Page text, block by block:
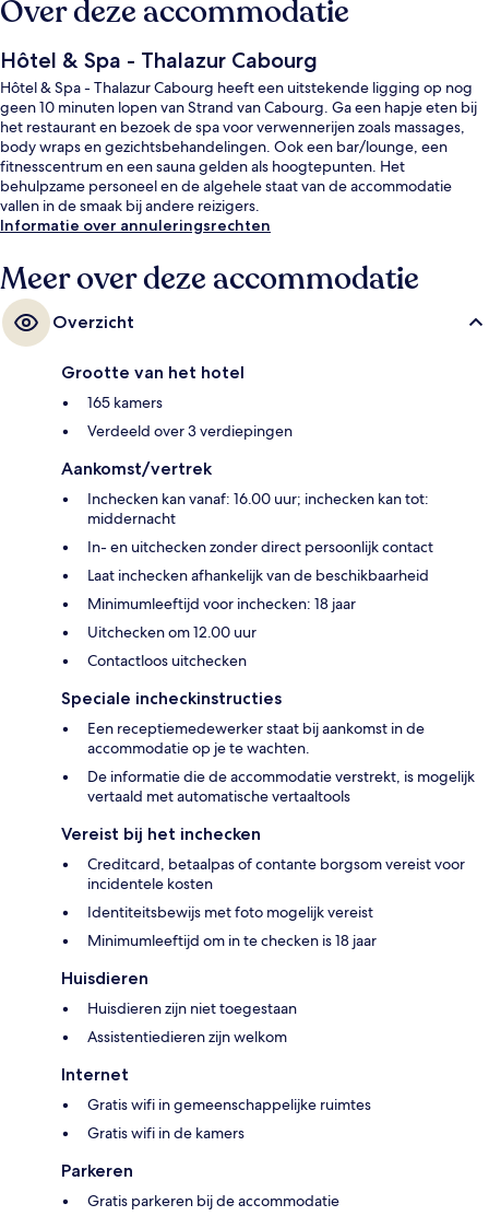
Over deze accommodatie
Hôtel & Spa - Thalazur Cabourg
Hôtel & Spa - Thalazur Cabourg heeft een uitstekende ligging op nog
geen 10 minuten lopen van Strand van Cabourg. Ga een hapje eten bij
het restaurant en bezoek de spa voor verwennerijen zoals massages,
body wraps en gezichtsbehandelingen. Ook een bar/lounge, een
fitnesscentrum en een sauna gelden als hoogtepunten. Het
behulpzame personeel en de algehele staat van de accommodatie
vallen in de smaak bij andere reizigers.
Informatie over annuleringsrechten
Meer over deze accommodatie
Overzicht
Grootte van het hotel
165 kamers
Verdeeld over 3 verdiepingen
Aankomst/vertrek
Inchecken kan vanaf: 16.00 uur; inchecken kan tot:
middernacht
In- en uitchecken zonder direct persoonlijk contact
Laat inchecken afhankelijk van de beschikbaarheid
Minimumleeftijd voor inchecken: 18 jaar
Uitchecken om 12.00 uur
Contactloos uitchecken
Speciale incheckinstructies
Een receptiemedewerker staat bij aankomst in de
accommodatie op je te wachten.
De informatie die de accommodatie verstrekt, is mogelijk
vertaald met automatische vertaaltools
Vereist bij het inchecken
Creditcard, betaalpas of contante borgsom vereist voor
incidentele kosten
Identiteitsbewijs met foto mogelijk vereist
Minimumleeftijd om in te checken is 18 jaar
Huisdieren
Huisdieren zijn niet toegestaan
Assistentiedieren zijn welkom
Internet
Gratis wifi in gemeenschappelijke ruimtes
Gratis wifi in de kamers
Parkeren
Gratis parkeren bij de accommodatie